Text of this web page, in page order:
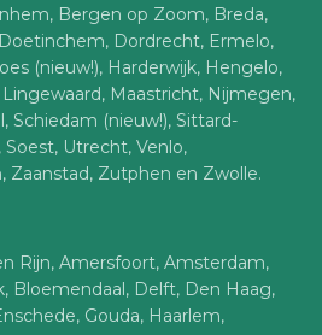
Bergen op Zoom, Breda,
Dordrecht, Ermelo,
(nieuw!), Harderwijk, Hengelo,
Maastricht, Nijmegen,
Schiedam (nieuw!), Sittard-
Utrecht, Venlo,
Zaanstad, Zutphen en Zwolle.
Rijn, Amersfoort, Amsterdam,
Bloemendaal, Delft, Den Haag,
Gouda, Haarlem,